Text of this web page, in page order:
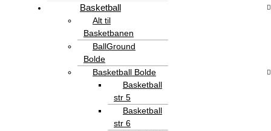
Basketball
Alt til
Basketbanen
BallGround
Bolde
Basketball Bolde
Basketball
str 5
Basketball
str 6